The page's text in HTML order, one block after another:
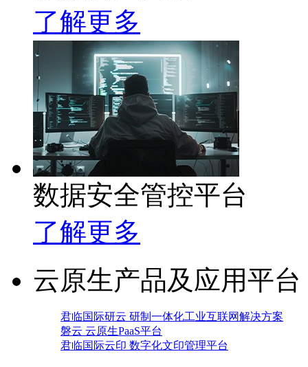
了解更多
数据安全管控平台
了解更多
云原生产品及应用平台
君临国际研云 研制一体化工业互联网解决方案
磐云 云原生PaaS平台
君临国际云印 数字化文印管理平台